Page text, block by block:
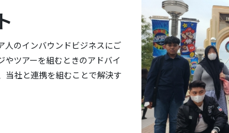
人のインバウンドビジネスにご
ツアーを組むときのアドバイ
当社と連携を組むことで解決す